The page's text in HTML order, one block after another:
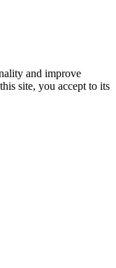
and improve
site, you accept to its